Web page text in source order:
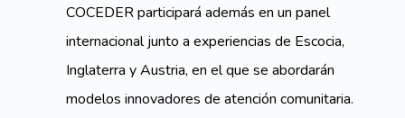
COCEDER participará además en un panel
internacional junto a experiencias de Escocia,
Inglaterra y Austria, en el que se abordarán
modelos innovadores de atención comunitaria.